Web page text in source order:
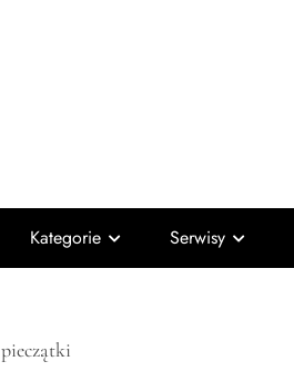
Kategorie Serwisy
pieczątki